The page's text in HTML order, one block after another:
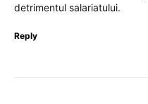
detrimentul salariatului.
Reply